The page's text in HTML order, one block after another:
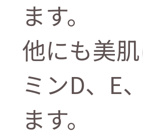
ます。
他にも美
ミンD、E
ます。